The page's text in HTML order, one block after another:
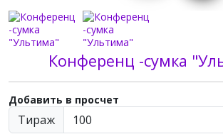
Конференц -сумка
Добавить в просчет
Тираж